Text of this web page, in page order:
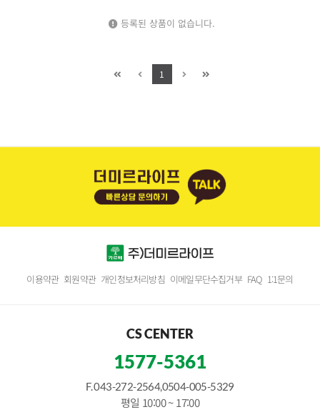
등록된 상품이 없습니다.
1
이용약관 회원약관 개인정보처리방침 이메일무단수집거부 FAQ 1:1문의
CS CENTER
1577-5361
F. 043-272-2564,0504-005-5329
평일 10:00 ~ 17:00